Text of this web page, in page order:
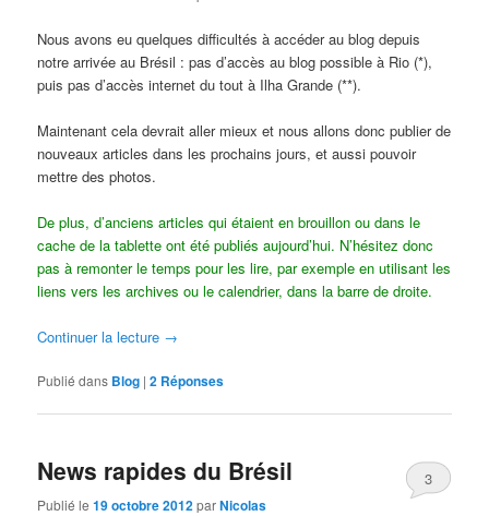
Nous avons eu quelques difficultés à accéder au blog depuis
notre arrivée au Brésil : pas d’accès au blog possible à Rio (*),
puis pas d’accès internet du tout à Ilha Grande (**).
Maintenant cela devrait aller mieux et nous allons donc publier de
nouveaux articles dans les prochains jours, et aussi pouvoir
mettre des photos.
De plus, d’anciens articles qui étaient en brouillon ou dans le
cache de la tablette ont été publiés aujourd’hui. N’hésitez donc
pas à remonter le temps pour les lire, par exemple en utilisant les
liens vers les archives ou le calendrier, dans la barre de droite.
Continuer la lecture →
Publié dans Blog |2 Réponses
News rapides du Brésil
Publié le19 octobre 2012parNicolas
3